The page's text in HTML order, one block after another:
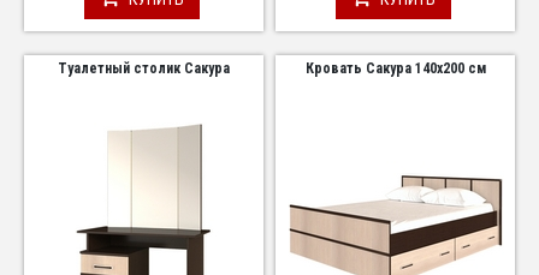
Туалетный столик Сакура Кровать Сакура 140х200 см